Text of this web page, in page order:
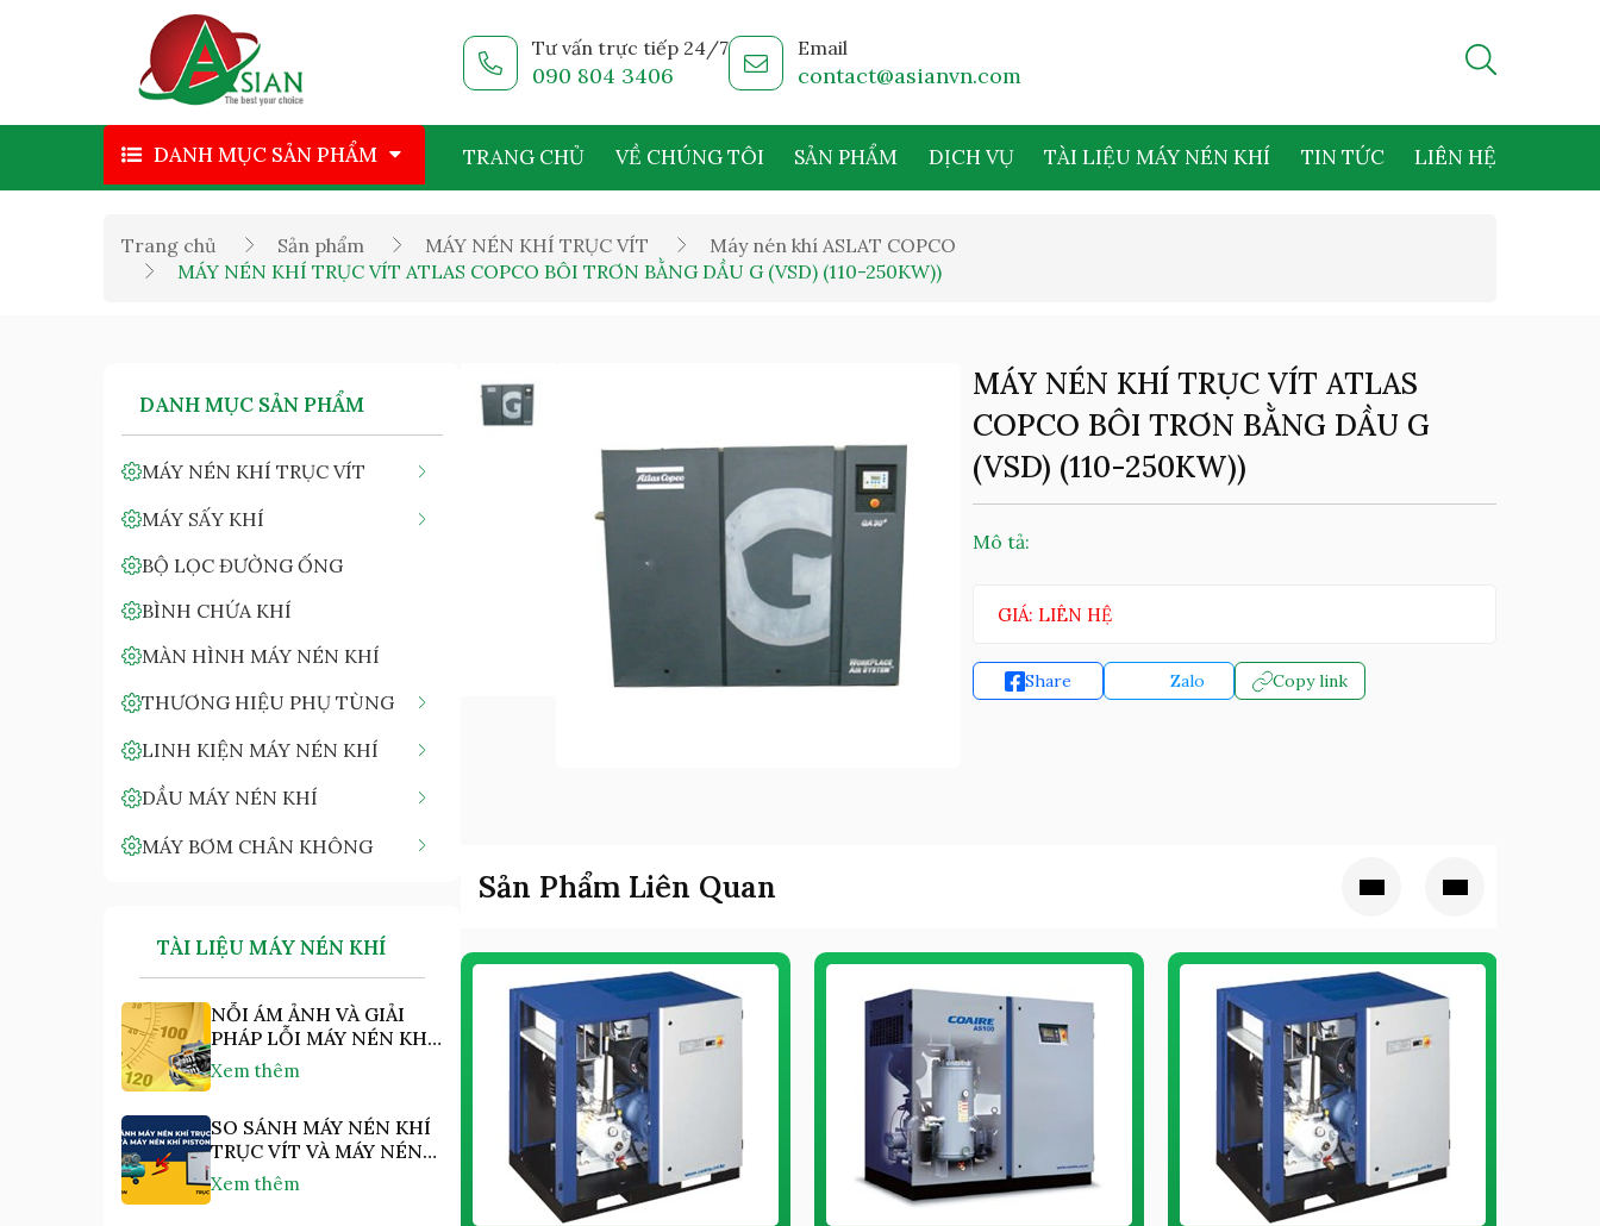
Tư vấn trực tiếp 24/7
090 804 3406
Email
contact@asianvn.com
DANH MỤC SẢN PHẨM TRANG CHỦ VỀ CHÚNG TÔI SẢN PHẨM DỊCH VỤ TÀI LIỆU MÁY NÉN KHÍ TIN TỨC LIÊN HỆ
Trang chủ Sản phẩm MÁY NÉN KHÍ TRỤC VÍT
Máy nén khí ASLAT COPCO
MÁY NÉN KHÍ TRỤC VÍT ATLAS COPCO BÔI TRƠN BẰNG DẦU G (VSD) (110-250KW))
DANH MỤC SẢN PHẨM
MÁY NÉN KHÍ TRỤC VÍT
MÁY SẤY KHÍ
BỘ LỌC ĐƯỜNG ỐNG
BÌNH CHỨA KHÍ
MÀN HÌNH MÁY NÉN KHÍ
THƯƠNG HIỆU PHỤ TÙNG
LINH KIỆN MÁY NÉN KHÍ
DẦU MÁY NÉN KHÍ
MÁY BƠM CHÂN KHÔNG
TÀI LIỆU MÁY NÉN KHÍ
NỖI ÁM ẢNH VÀ GIẢI
PHÁP LỖI MÁY NÉN KHÍ
"NHIỆT ĐỘ CAO"
Xem thêm
SO SÁNH MÁY NÉN KHÍ
TRỤC VÍT VÀ MÁY NÉN
KHÍ PISTON
Xem thêm
MÁY NÉN KHÍ TRỤC VÍT ATLAS
COPCO BÔI TRƠN BẰNG DẦU G
(VSD) (110-250KW))
Mô tả:
GIÁ: LIÊN HỆ
Share Zalo Copy link
Sản Phẩm Liên Quan